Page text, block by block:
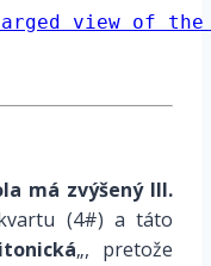
view of the
má zvýšený III.
(4#) a táto
„, pretože